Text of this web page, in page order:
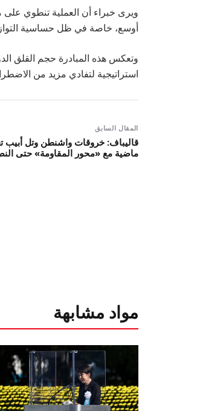
ويرى خبراء أن العملية تنطوي على
أوسع، خاصة في ظل حساسية
وتعكس هذه المبادرة حجم القلق
استراتيجية لتفادي مزيد من
المقال السابق
قالیباف: خروقات واشنطن وتل أبيب
ماضية مع «محور المقاومة» حتى
مواد مشابهة